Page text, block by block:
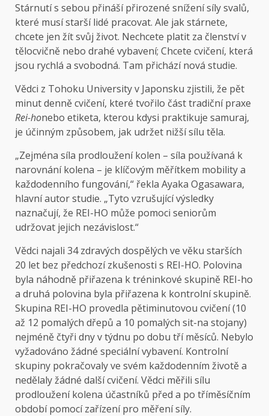
Stárnutí s sebou přináší přirozené snížení síly svalů,
které musí starší lidé pracovat. Ale jak stárnete,
chcete jen žít svůj život. Nechcete platit za členství v
tělocvičně nebo drahé vybavení; Chcete cvičení, která
jsou rychlá a svobodná. Tam přichází nová studie.
Vědci z Tohoku University v Japonsku zjistili, že pět
minut denně cvičení, které tvořilo část tradiční praxe
Rei-honebo etiketa, kterou kdysi praktikuje samuraj,
je účinným způsobem, jak udržet nižší sílu těla.
„Zejména síla prodloužení kolen – síla používaná k
narovnání kolena – je klíčovým měřítkem mobility a
každodenního fungování,“ řekla Ayaka Ogasawara,
hlavní autor studie. „Tyto vzrušující výsledky
naznačují, že REI-HO může pomoci seniorům
udržovat jejich nezávislost.“
Vědci najali 34 zdravých dospělých ve věku starších
20 let bez předchozí zkušenosti s REI-HO. Polovina
byla náhodně přiřazena k tréninkové skupině REI-ho
a druhá polovina byla přiřazena k kontrolní skupině.
Skupina REI-HO provedla pětiminutovou cvičení (10
až 12 pomalých dřepů a 10 pomalých sit-na stojany)
nejméně čtyři dny v týdnu po dobu tří měsíců. Nebylo
vyžadováno žádné speciální vybavení. Kontrolní
skupiny pokračovaly ve svém každodenním životě a
nedělaly žádné další cvičení. Vědci měřili sílu
prodloužení kolena účastníků před a po tříměsíčním
období pomocí zařízení pro měření síly.